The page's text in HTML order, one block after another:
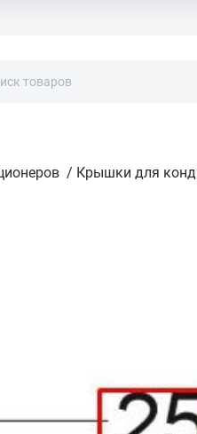
/ Крышки для